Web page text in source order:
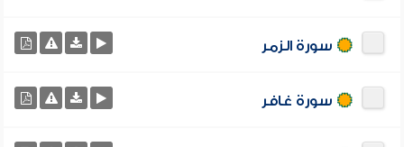
سورة الزمر
سورة غافر